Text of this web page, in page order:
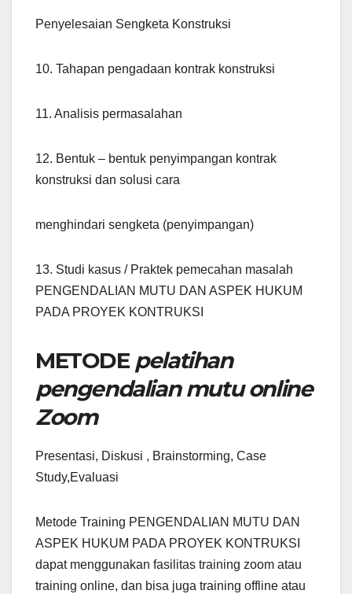
Penyelesaian Sengketa Konstruksi
10. Tahapan pengadaan kontrak konstruksi
11. Analisis permasalahan
12. Bentuk – bentuk penyimpangan kontrak
konstruksi dan solusi cara
menghindari sengketa (penyimpangan)
13. Studi kasus / Praktek pemecahan masalah
PENGENDALIAN MUTU DAN ASPEK HUKUM
PADA PROYEK KONTRUKSI
METODE pelatihan
pengendalian mutu online
Zoom
Presentasi, Diskusi , Brainstorming, Case
Study,Evaluasi
Metode Training PENGENDALIAN MUTU DAN
ASPEK HUKUM PADA PROYEK KONTRUKSI
dapat menggunakan fasilitas training zoom atau
training online, dan bisa juga training offline atau